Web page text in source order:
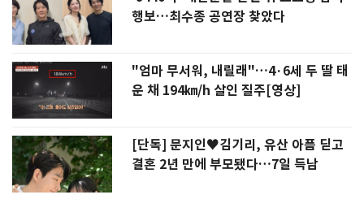
행보…최수종 공연장 찾았다
"엄마 무서워, 내릴래"…4·6세 두 딸 태
운 채 194㎞/h 살인 질주[영상]
[단독] 문지인♥김기리, 유산 아픔 딛고
결혼 2년 만에 부모됐다…7일 득남